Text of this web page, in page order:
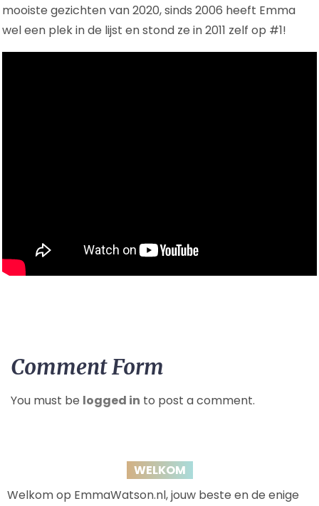
mooiste gezichten van 2020, sinds 2006 heeft Emma
wel een plek in de lijst en stond ze in 2011 zelf op #1!
Comment Form
You must be logged in to post a comment.
WELKOM
Welkom op EmmaWatson.nl, jouw beste en de enige